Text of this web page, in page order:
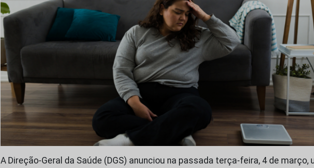
A Direção-Geral da Saúde (DGS) anunciou na passada terça-feira, 4 de março,